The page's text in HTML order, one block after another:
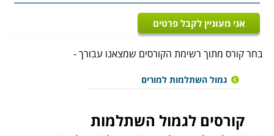
אני מעוניין לקבל פרטים
בחר קורס מתוך רשימת הקורסים שמצאנו עבורך -
גמול השתלמות למורים
קורסים לגמול השתלמות